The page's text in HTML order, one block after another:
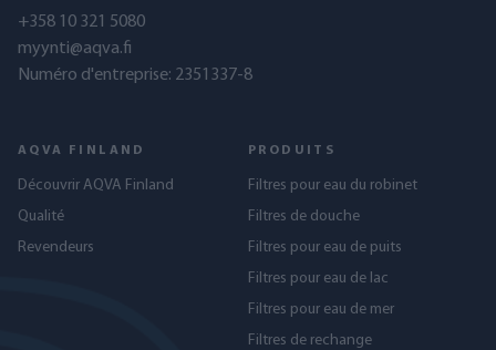
+358 10 321 5080
myynti@aqva.fi
Numéro d'entreprise: 2351337-8
AQVA FINLAND
Découvrir AQVA Finland
Qualité
Revendeurs
PRODUITS
Filtres pour eau du robinet
Filtres de douche
Filtres pour eau de puits
Filtres pour eau de lac
Filtres pour eau de mer
Filtres de rechange